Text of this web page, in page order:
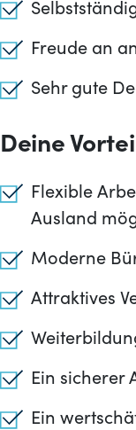
Freude an
Sehr gute
Deine
Flexible
Ausland
Moderne
Attraktives
Ein sicherer
Ein